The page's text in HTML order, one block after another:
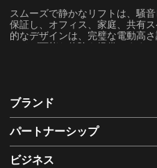
スムーズで静かなリフトは、騒
保証し、オフィス、家庭、共有
的なデザインは、完璧な電動高
マイズ可能な体験を提供します。
ブランド
パートナーシップ
ビジネス